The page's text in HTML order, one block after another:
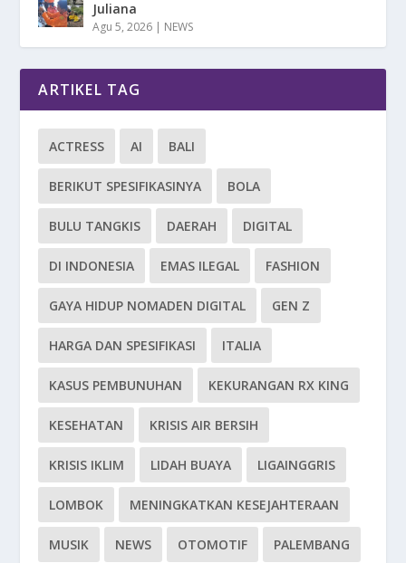
Juliana
Agu 5, 2026 | NEWS
ARTIKEL TAG
ACTRESS AI BALI
BERIKUT SPESIFIKASINYA BOLA
BULU TANGKIS DAERAH DIGITAL
DI INDONESIA EMAS ILEGAL FASHION
GAYA HIDUP NOMADEN DIGITAL GEN Z
HARGA DAN SPESIFIKASI ITALIA
KASUS PEMBUNUHAN KEKURANGAN RX KING
KESEHATAN KRISIS AIR BERSIH
KRISIS IKLIM LIDAH BUAYA LIGAINGGRIS
LOMBOK MENINGKATKAN KESEJAHTERAAN
MUSIK NEWS OTOMOTIF PALEMBANG